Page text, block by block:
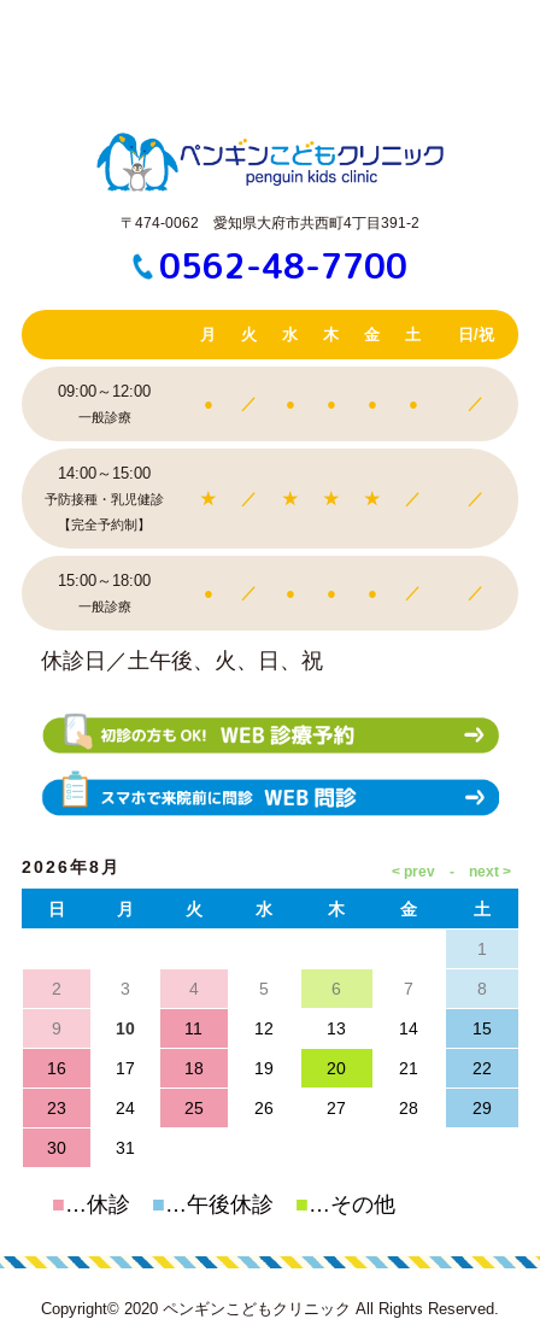
〒474-0062 愛知県大府市共西町4丁目391-2
0562-48-7700
月 火 水 木 金 土 日/祝
09:00～12:00
一般診療
● ／ ● ● ● ● ／
14:00～15:00
予防接種・乳児健診
【完全予約制】
★ ／ ★ ★ ★ ／ ／
15:00～18:00
一般診療
● ／ ● ● ● ／ ／
休診日／土午後、火、日、祝
2026年8月
日 月 火 水 木 金 土
1
2 3 4 5 6 7 8
9 10 11 12 13 14 15
16 17 18 19 20 21 22
23 24 25 26 27 28 29
30 31
■…休診 ■…午後休診 ■…その他
Copyright© 2020 ペンギンこどもクリニック All Rights Reserved.